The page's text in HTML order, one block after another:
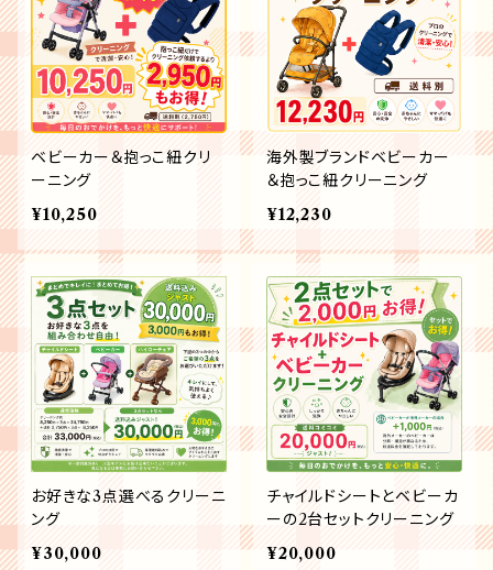
ベビーカー＆抱っこ紐クリ
ーニング
¥10,250
海外製ブランドベビーカー
＆抱っこ紐クリーニング
¥12,230
お好きな3点選べるクリーニ
ング
¥30,000
チャイルドシートとベビーカ
ーの2台セットクリーニング
¥20,000